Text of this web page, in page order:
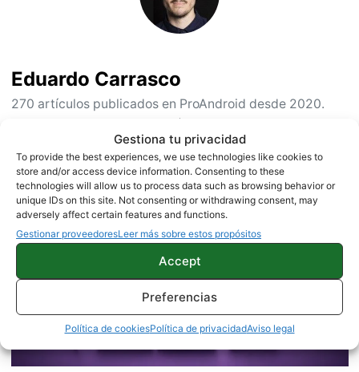
Gestiona tu privacidad
To provide the best experiences, we use technologies like cookies to
store and/or access device information. Consenting to these
technologies will allow us to process data such as browsing behavior or
unique IDs on this site. Not consenting or withdrawing consent, may
adversely affect certain features and functions.
Gestionar proveedoresLeer más sobre estos propósitos
Accept
Preferencias
Política de cookiesPolítica de privacidadAviso legal
Eduardo Carrasco
270 artículos publicados en ProAndroid desde 2020.
programador JAVA. Apasionado de la programación. Adicto
a la tecnología y a todo lo que le rodea. Podéis pasaros por
mi twitter, a veces pongo cosas interesantes.